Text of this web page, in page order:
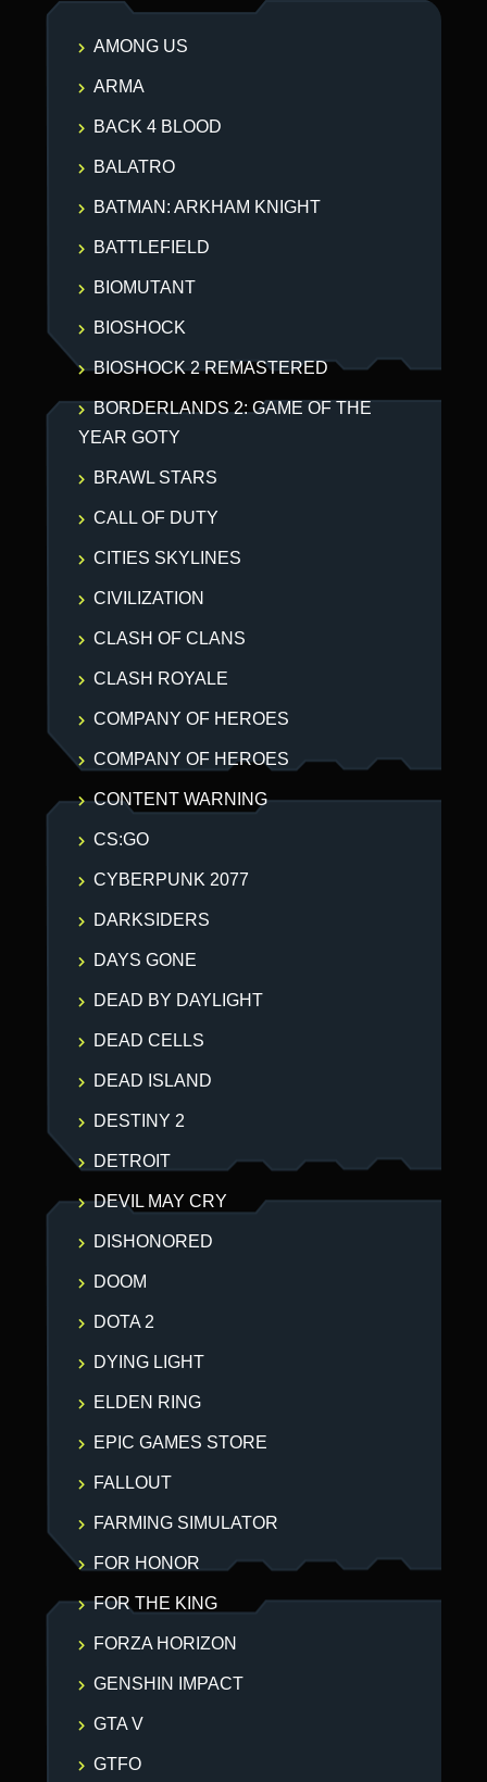
AMONG US
ARMA
BACK 4 BLOOD
BALATRO
BATMAN: ARKHAM KNIGHT
BATTLEFIELD
BIOMUTANT
BIOSHOCK
BIOSHOCK 2 REMASTERED
BORDERLANDS 2: GAME OF THE
YEAR GOTY
BRAWL STARS
CALL OF DUTY
CITIES SKYLINES
CIVILIZATION
CLASH OF CLANS
CLASH ROYALE
COMPANY OF HEROES
COMPANY OF HEROES
CONTENT WARNING
CS:GO
CYBERPUNK 2077
DARKSIDERS
DAYS GONE
DEAD BY DAYLIGHT
DEAD CELLS
DEAD ISLAND
DESTINY 2
DETROIT
DEVIL MAY CRY
DISHONORED
DOOM
DOTA 2
DYING LIGHT
ELDEN RING
EPIC GAMES STORE
FALLOUT
FARMING SIMULATOR
FOR HONOR
FOR THE KING
FORZA HORIZON
GENSHIN IMPACT
GTA V
GTFO